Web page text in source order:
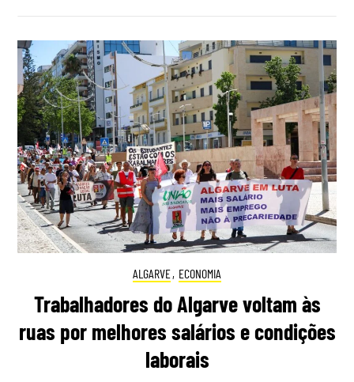
ALGARVE, ECONOMIA
Trabalhadores do Algarve voltam às
ruas por melhores salários e condições
laborais